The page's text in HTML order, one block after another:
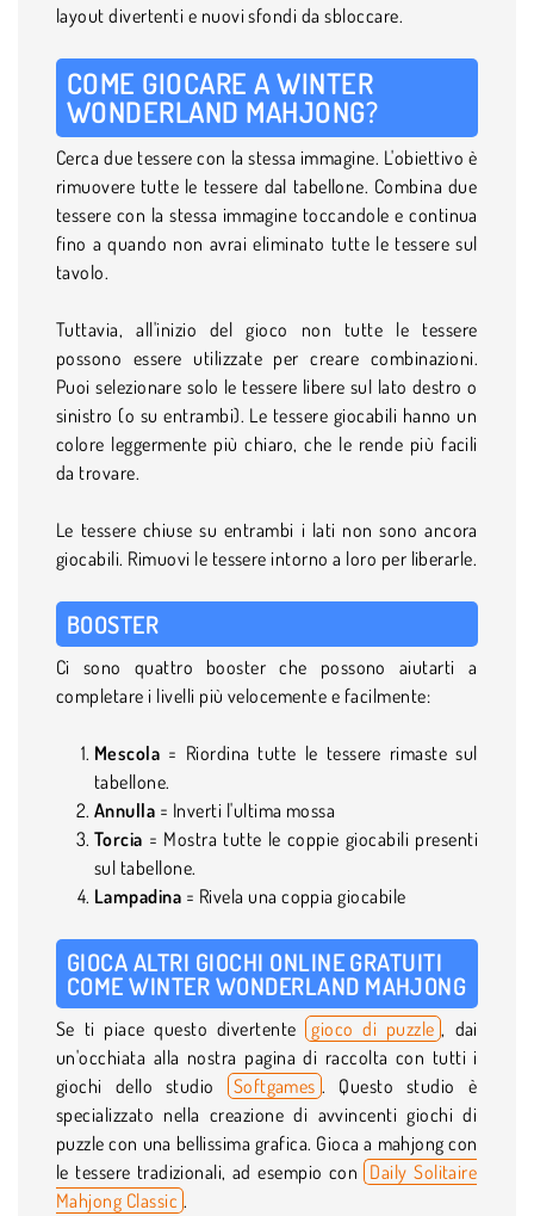
layout divertenti e nuovi sfondi da sbloccare.
COME GIOCARE A WINTER
WONDERLAND MAHJONG?
Cerca due tessere con la stessa immagine. L'obiettivo è
rimuovere tutte le tessere dal tabellone. Combina due
tessere con la stessa immagine toccandole e continua
fino a quando non avrai eliminato tutte le tessere sul
tavolo.
Tuttavia, all'inizio del gioco non tutte le tessere
possono essere utilizzate per creare combinazioni.
Puoi selezionare solo le tessere libere sul lato destro o
sinistro (o su entrambi). Le tessere giocabili hanno un
colore leggermente più chiaro, che le rende più facili
da trovare.
Le tessere chiuse su entrambi i lati non sono ancora
giocabili. Rimuovi le tessere intorno a loro per liberarle.
BOOSTER
Ci sono quattro booster che possono aiutarti a
completare i livelli più velocemente e facilmente:
Mescola = Riordina tutte le tessere rimaste sul
tabellone.
Annulla = Inverti l'ultima mossa
Torcia = Mostra tutte le coppie giocabili presenti
sul tabellone.
Lampadina = Rivela una coppia giocabile
GIOCA ALTRI GIOCHI ONLINE GRATUITI
COME WINTER WONDERLAND MAHJONG
Se ti piace questo divertente gioco di puzzle , dai
un'occhiata alla nostra pagina di raccolta con tutti i
giochi dello studio
Softgames . Questo studio è
specializzato nella creazione di avvincenti giochi di
puzzle con una bellissima grafica. Gioca a mahjong con
le tessere tradizionali, ad esempio con Daily Solitaire
Mahjong Classic .